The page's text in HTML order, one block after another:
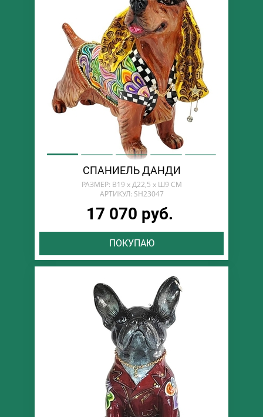
СПАНИЕЛЬ ДАНДИ
РАЗМЕР: В19 х Д22,5 х Ш9 СМ
АРТИКУЛ: SH23047
17 070 руб.
ПОКУПАЮ